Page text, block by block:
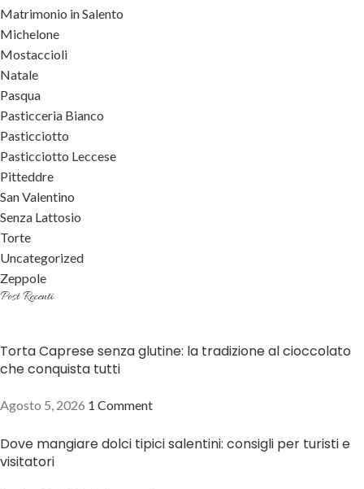
Matrimonio in Salento
Michelone
Mostaccioli
Natale
Pasqua
Pasticceria Bianco
Pasticciotto
Pasticciotto Leccese
Pitteddre
San Valentino
Senza Lattosio
Torte
Uncategorized
Zeppole
Post Recenti
Torta Caprese senza glutine: la tradizione al cioccolato
che conquista tutti
Agosto 5, 2026 1 Comment
Dove mangiare dolci tipici salentini: consigli per turisti e
visitatori